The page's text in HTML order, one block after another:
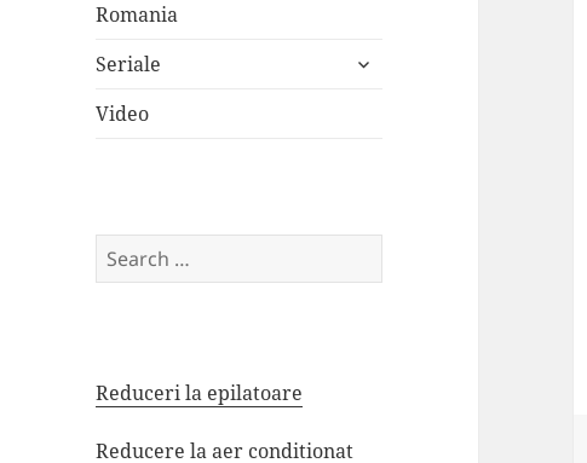
Romania
Seriale
expand
Video
Search
for:
Reduceri la epilatoare
Reducere la aer conditionat